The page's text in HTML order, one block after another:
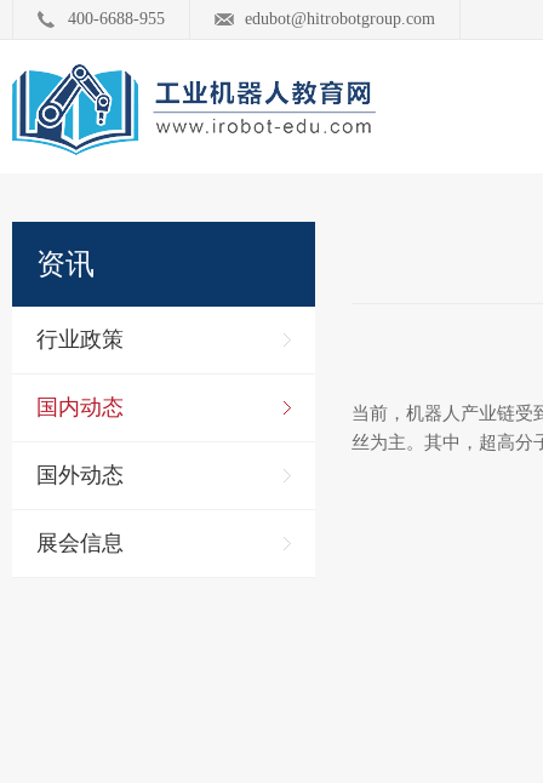
400-6688-955 edubot@hitrobotgroup.com
资讯
行业政策
国内动态
国外动态
展会信息
当前，机器人产业链受
丝为主。其中，超高分